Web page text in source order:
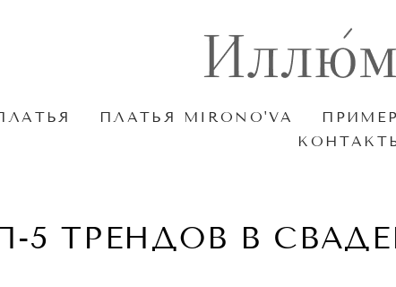
ПЛАТЬЯ MIRONO'VA
5 ТРЕНДОВ В